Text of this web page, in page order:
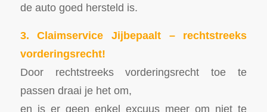
de auto goed hersteld is.
3. Claimservice Jijbepaalt – rechtstreeks
vorderingsrecht!
Door rechtstreeks vorderingsrecht toe te
passen draai je het om,
en is er geen enkel excuus meer om niet te